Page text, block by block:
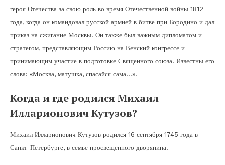
героя Отечества за свою роль во время Отечественной войны 1812
года, когда он командовал русской армией в битве при Бородино и дал
приказ на сжигание Москвы. Он также был важным дипломатом и
стратегом, представляющим Россию на Венский конгрессе и
принимающим участие в подготовке Священного союза. Известны его
слова: «Москва, матушка, спасайся сама…».
Когда и где родился Михаил
Илларионович Кутузов?
Михаил Илларионович Кутузов родился 16 сентября 1745 года в
Санкт-Петербурге, в семье просвещенного дворянина.